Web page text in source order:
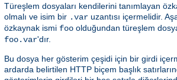
Türeşlem dosyaları kendilerini tanımlayan
olmalı ve isim bir .var uzantısı içermelidir.
özkaynak ismi foo olduğundan türeşlem
foo.var'dır.
Bu dosya her gösterim çeşidi için bir girdi
ardarda belirtilen HTTP biçem başlık